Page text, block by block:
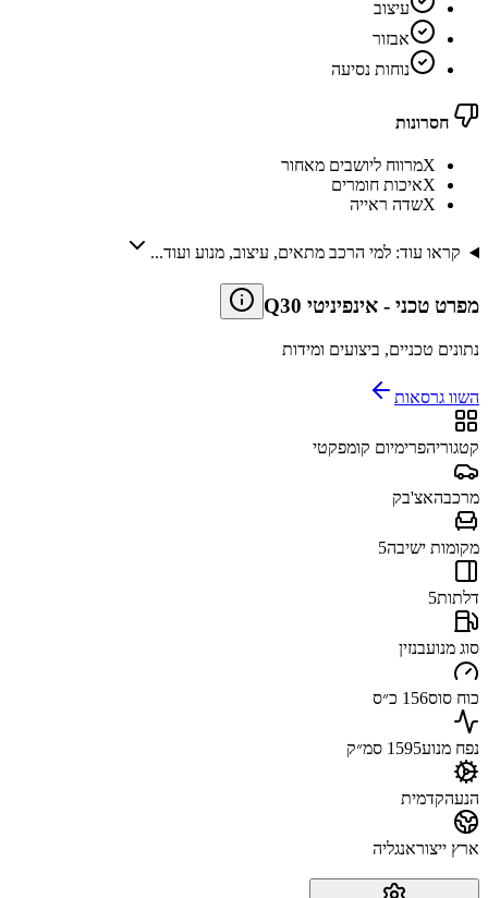
עיצוב
אבזור
נוחות נסיעה
חסרונות
Xמרווח ליושבים מאחור
Xאיכות חומרים
Xשדה ראייה
קראו עוד: למי הרכב מתאים, עיצוב, מנוע ועוד...
מפרט טכני - אינפיניטי Q30
נתונים טכניים, ביצועים ומידות
השוו גרסאות
קטגוריהפרימיום קומפקטי
מרכבהאצ'בק
מקומות ישיבה5
דלתות5
סוג מנועבנזין
כוח סוס156 כ״ס
נפח מנוע1595 סמ״ק
הנעהקדמית
ארץ ייצוראנגליה